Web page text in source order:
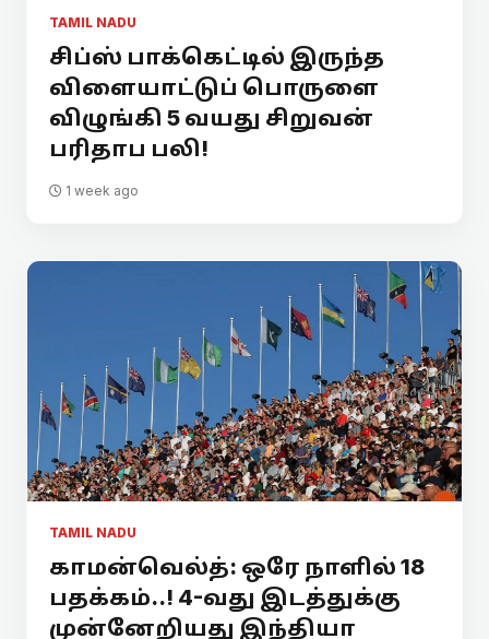
TAMIL NADU
சிப்ஸ் பாக்கெட்டில் இருந்த
விளையாட்டுப் பொருளை
விழுங்கி 5 வயது சிறுவன்
பரிதாப பலி!
1 week ago
TAMIL NADU
காமன்வெல்த்: ஒரே நாளில் 18
பதக்கம்..! 4-வது இடத்துக்கு
முன்னேறியது இந்தியா